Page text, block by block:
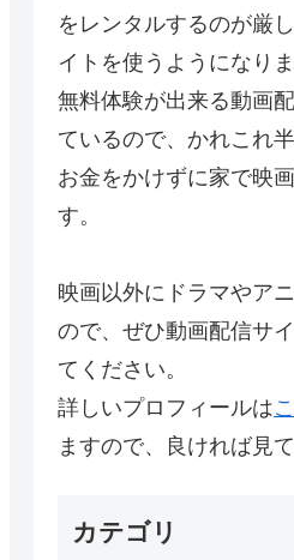
をレンタルするのが厳
イトを使うようになりま
無料体験が出来る動画
ているので、かれこれ
お金をかけずに家で映
す。
映画以外にドラマやア
ので、ぜひ動画配信サ
てください。
詳しいプロフィールは
ますので、良ければ見
カテゴリ